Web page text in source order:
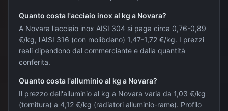
Quanto costa l'acciaio inox al kg a Novara?
A Novara l'acciaio inox AISI 304 si paga circa 0,76-0,89
€/kg, l'AISI 316 (con molibdeno) 1,47-1,72 €/kg. I prezzi
reali dipendono dal commerciante e dalla quantità
conferita.
Quanto costa l'alluminio al kg a Novara?
Il prezzo dell'alluminio al kg a Novara varia da 1,03 €/kg
(tornitura) a 4,12 €/kg (radiatori alluminio-rame). Profilo